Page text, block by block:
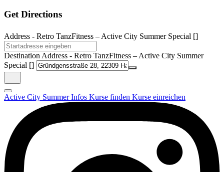
Get Directions
Address - Retro TanzFitness – Active City Summer Special []
Destination Address - Retro TanzFitness – Active City Summer
Special []
Active City SummerInfos Kurse finden Kurse einreichen